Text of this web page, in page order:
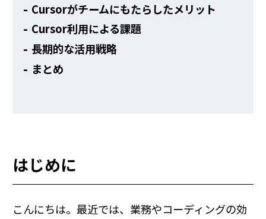
Cursorがチームにもたらしたメリット
Cursor利用による課題
長期的な活用戦略
まとめ
はじめに
こんにちは。最近では、業務やコーディングの効